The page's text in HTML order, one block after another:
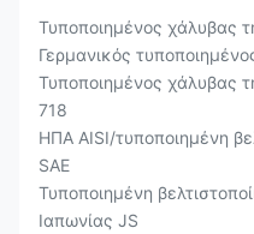
Τυποποιημένος χάλυβας
Γερμανικός
Τυποποιημένος χάλυβας
718
ΗΠΑ AISI/τυποποιημένη
SAE
Τυποποιημένη
Ιαπωνίας JS